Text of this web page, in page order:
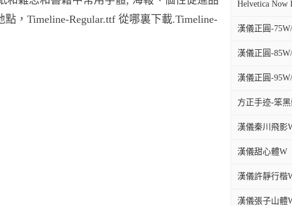
Helvetica Now
漢儀正圓-
漢儀正圓-
漢儀正圓-
方正手迹-笨
漢儀秦川飛影
漢儀甜心體W
漢儀許靜行楷
漢儀張子山體
，Timeline-Regular.ttf 從哪裏下載.Timeline-